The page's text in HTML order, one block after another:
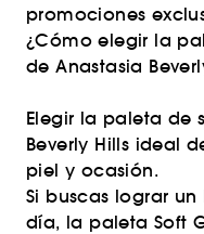
promociones
¿Cómo elegir la
de Anastasia
Elegir la paleta de
Beverly Hills ideal
piel y ocasión.
Si buscas lograr
día, la paleta Soft